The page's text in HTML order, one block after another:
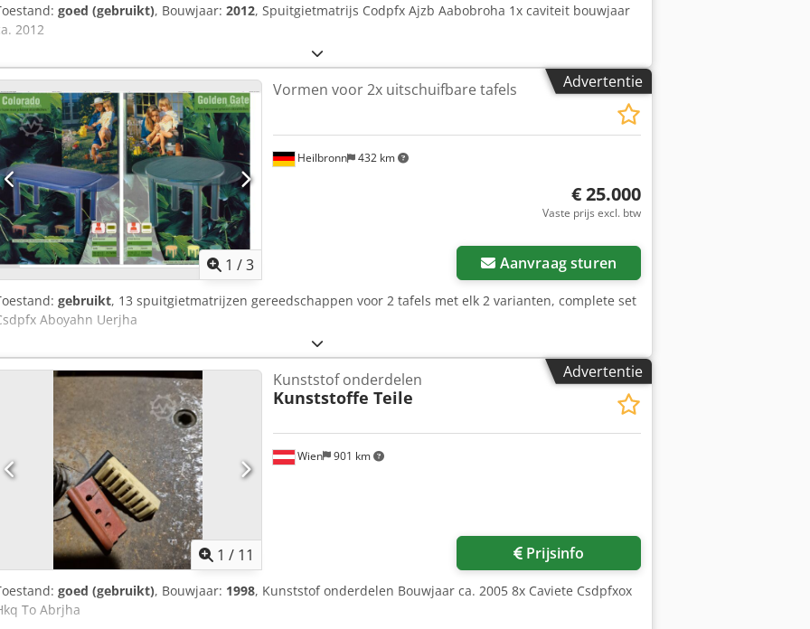
goed (gebruikt), Bouwjaar: 2012, Spuitgietmatrijs Codpfx Ajzb Aabobroha 1x caviteit bouwjaar
2012
Advertentie
1 /3
Heilbronn 432 km
Vormen voor 2x uitschuifbare tafels
€ 25.000
Vaste prijs excl. btw
Aanvraag sturen
gebruikt, 13 spuitgietmatrijzen gereedschappen voor 2 tafels met elk 2 varianten, complete set
Aboyahn Uerjha
Advertentie
1 / 11
Wien 901 km
Kunststof onderdelen
Kunststoffe Teile
Prijsinfo
goed (gebruikt), Bouwjaar: 1998, Kunststof onderdelen Bouwjaar ca. 2005 8x Caviete Csdpfxox
To Abrjha